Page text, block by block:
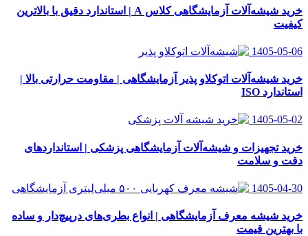
خرید شیشه‌آلات آزمایشگاهی کلاس A | استاندارد دقیق با بالاترین
کیفیت
1405-05-06
خرید شیشه‌آلات اتوکلاو پذیر آزمایشگاهی | مقاومت حرارتی بالا |
استاندارد ISO
1405-05-02
خرید تجهیزات و شیشه‌آلات آزمایشگاهی پزشکی | استانداردهای
دقت و سلامت
1405-04-30
خرید شیشه معرف آزمایشگاهی | انواع بطری‌های در‌پیچ‌دار و ساده
با بهترین قیمت